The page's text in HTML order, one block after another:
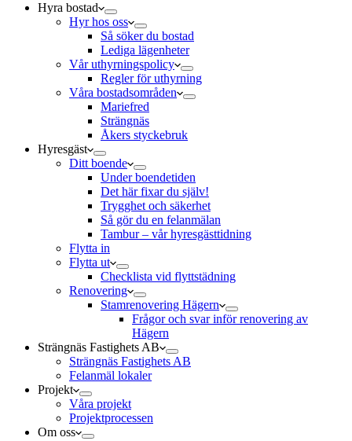
Hyra bostad
Hyr hos oss
Så söker du bostad
Lediga lägenheter
Vår uthyrningspolicy
Regler för uthyrning
Våra bostadsområden
Mariefred
Strängnäs
Åkers styckebruk
Hyresgäst
Ditt boende
Under boendetiden
Det här fixar du själv!
Trygghet och säkerhet
Så gör du en felanmälan
Tambur – vår hyresgästtidning
Flytta in
Flytta ut
Checklista vid flyttstädning
Renovering
Stamrenovering Hägern
Frågor och svar inför renovering av
Hägern
Strängnäs Fastighets AB
Strängnäs Fastighets AB
Felanmäl lokaler
Projekt
Våra projekt
Projektprocessen
Om oss